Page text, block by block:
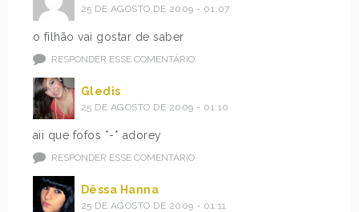
25 DE AGOSTO DE 2009 - 01:07
o filhão vai gostar de saber
RESPONDER ESSE COMENTÁRIO
Gledis
25 DE AGOSTO DE 2009 - 01:10
aii que fofos *-* adorey
RESPONDER ESSE COMENTÁRIO
Dêssa Hanna
25 DE AGOSTO DE 2009 - 01:11